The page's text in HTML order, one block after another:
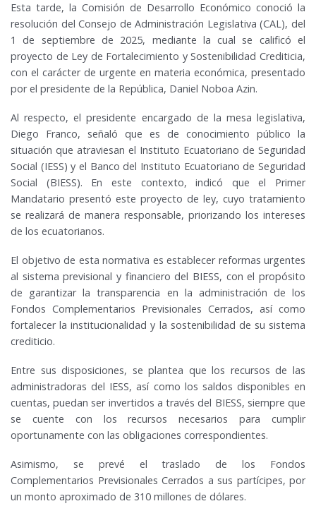
Esta tarde, la Comisión de Desarrollo Económico conoció la
resolución del Consejo de Administración Legislativa (CAL), del
1 de septiembre de 2025, mediante la cual se calificó el
proyecto de Ley de Fortalecimiento y Sostenibilidad Crediticia,
con el carácter de urgente en materia económica, presentado
por el presidente de la República, Daniel Noboa Azin.
Al respecto, el presidente encargado de la mesa legislativa,
Diego Franco, señaló que es de conocimiento público la
situación que atraviesan el Instituto Ecuatoriano de Seguridad
Social (IESS) y el Banco del Instituto Ecuatoriano de Seguridad
Social (BIESS). En este contexto, indicó que el Primer
Mandatario presentó este proyecto de ley, cuyo tratamiento
se realizará de manera responsable, priorizando los intereses
de los ecuatorianos.
El objetivo de esta normativa es establecer reformas urgentes
al sistema previsional y financiero del BIESS, con el propósito
de garantizar la transparencia en la administración de los
Fondos Complementarios Previsionales Cerrados, así como
fortalecer la institucionalidad y la sostenibilidad de su sistema
crediticio.
Entre sus disposiciones, se plantea que los recursos de las
administradoras del IESS, así como los saldos disponibles en
cuentas, puedan ser invertidos a través del BIESS, siempre que
se cuente con los recursos necesarios para cumplir
oportunamente con las obligaciones correspondientes.
Asimismo, se prevé el traslado de los Fondos
Complementarios Previsionales Cerrados a sus partícipes, por
un monto aproximado de 310 millones de dólares.